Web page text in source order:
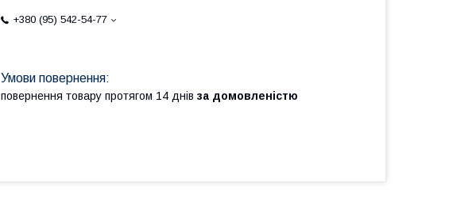
+380 (95) 542-54-77
повернення товару протягом 14 днів за домовленістю